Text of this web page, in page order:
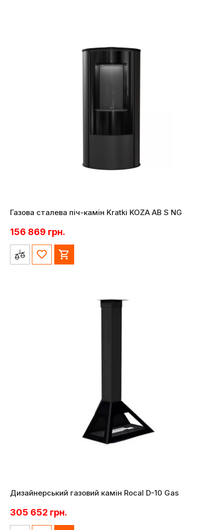
Газова сталева піч-камін Kratki KOZA AB S NG
156 869 грн.
Дизайнерський газовий камін Rocal D-10 Gas
305 652 грн.